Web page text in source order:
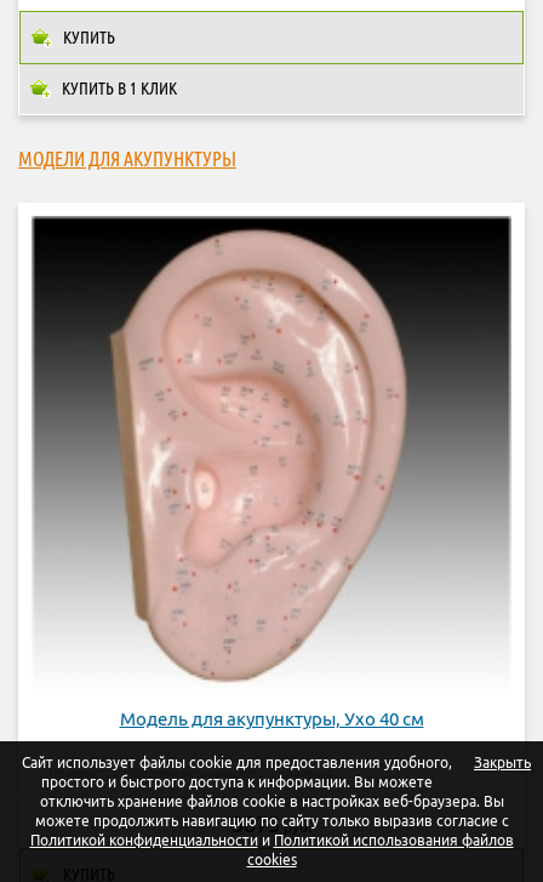
КУПИТЬ В 1 КЛИК
КУПИТЬ
МОДЕЛИ ДЛЯ АКУПУНКТУРЫ
Модель для акупунктуры, Ухо 40 см
Не является изделием медицинского назначения
3875 руб.
Закрыть
Сайт использует файлы cookie для предоставления удобного,
простого и быстрого доступа к информации. Вы можете
отключить хранение файлов cookie в настройках веб-браузера. Вы
можете продолжить навигацию по сайту только выразив согласие с
Политикой конфиденциальностии Политикой использования файлов
cookies